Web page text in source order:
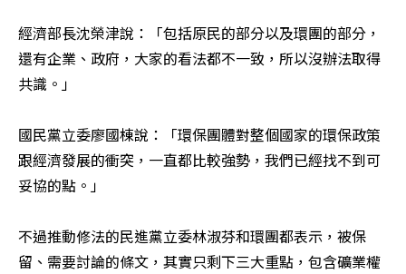
經濟部長沈榮津說：「包括原民的部分以及環團的部分，
還有企業、政府，大家的看法都不一致，所以沒辦法取得
共識。」
國民黨立委廖國棟說：「環保團體對整個國家的環保政策
跟經濟發展的衝突，一直都比較強勢，我們已經找不到可
妥協的點。」
不過推動修法的民進黨立委林淑芬和環團都表示，被保
留、需要討論的條文，其實只剩下三大重點，包含礦業權